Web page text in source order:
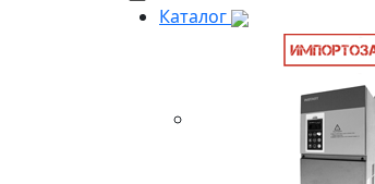
Каталог